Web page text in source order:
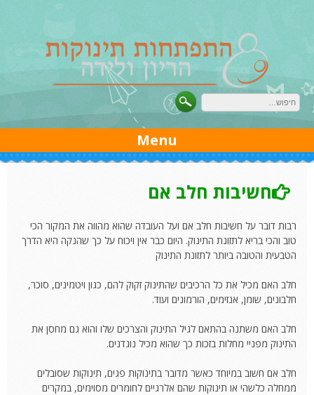
Menu
חשיבות חלב אם
רבות דובר על חשיבות חלב אם ועל העובדה שהוא מהווה את המקור הכי
טוב והכי בריא לתזונת התינוק. היום כבר אין ויכוח על כך שהנקה היא הדרך
הטבעית והטובה ביותר לתזונת התינוק
חלב האם מכיל את כל הרכיבים שהתינוק זקוק להם, כגון ויטמינים, סוכר,
חלבונים, שומן, אנזימים, הורמונים ועוד.
חלב האם משתנה בהתאם לגיל התינוק והצרכים שלו והוא גם מחסן את
התינוק מפניי מחלות בזכות כך שהוא מכיל נוגדנים.
חלב אם חשוב במיוחד כאשר מדובר בתינוקות פגים, תינוקות שסובלים
ממחלה כלשהי או תינוקות שהם אלרגיים לחומרים מסוימים, במקרים